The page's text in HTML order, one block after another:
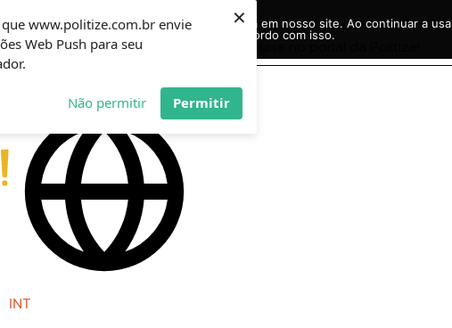
www.politize.com.br envie
Web Push para seu
Não permitir Permitir
×
CO
INT
Pesquisar
garantir que você tenha a melhor experiência em nosso site. Ao continuar a
acordo com isso.